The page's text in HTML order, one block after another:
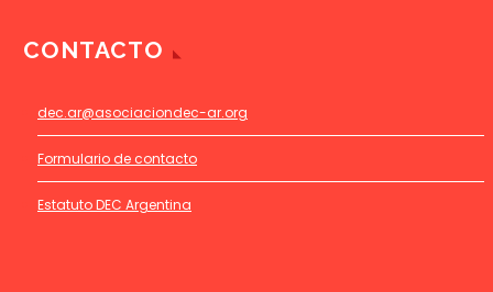
CONTACTO
dec.ar@asociaciondec-ar.org
Formulario de contacto
Estatuto DEC Argentina